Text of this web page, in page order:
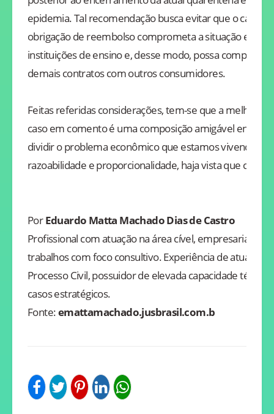
epidemia. Tal recomendação busca evitar que o
obrigação de reembolso comprometa a situação
instituições de ensino e, desse modo, possa
demais contratos com outros consumidores.
Feitas referidas considerações, tem-se que a melhor
caso em comento é uma composição amigável entre
dividir o problema econômico que estamos vivendo,
razoabilidade e proporcionalidade, haja vista que cada
Por Eduardo Matta Machado Dias de Castro
Profissional com atuação na área cível, empresarial e
trabalhos com foco consultivo. Experiência de atuação
Processo Civil, possuidor de elevada capacidade
casos estratégicos.
Fonte:emattamachado.jusbrasil.com.b